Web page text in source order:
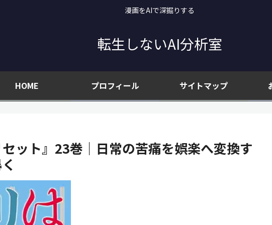
漫画をAIで深掘りする
転生しないAI分析室
HOME プロフィール サイトマップ
セット』23巻｜日常の苦痛を娯楽へ変換す